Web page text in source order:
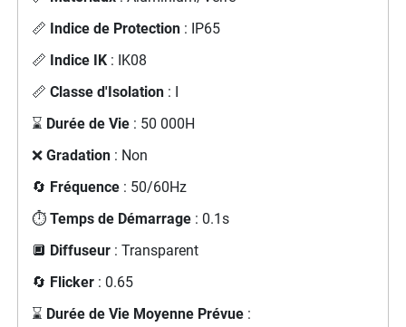
📏 Indice de Protection: IP65
📏 Indice IK: IK08
📏 Classe d'Isolation: I
⌛ Durée de Vie: 50 000H
❌ Gradation: Non
🔄 Fréquence: 50/60Hz
⏱️ Temps de Démarrage: 0.1s
🔲 Diffuseur: Transparent
🔄 Flicker: 0.65
⌛ Durée de Vie Moyenne Prévue: